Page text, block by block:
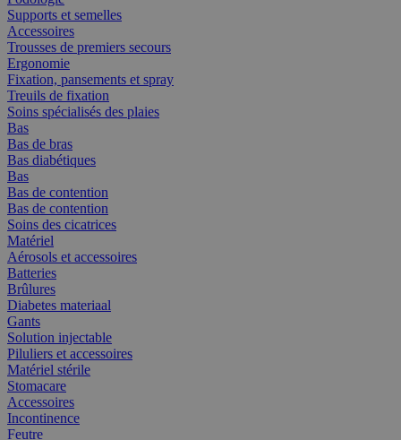
Supports et semelles
Accessoires
Trousses de premiers secours
Ergonomie
Fixation, pansements et spray
Treuils de fixation
Soins spécialisés des plaies
Bas
Bas de bras
Bas diabétiques
Bas
Bas de contention
Bas de contention
Soins des cicatrices
Matériel
Aérosols et accessoires
Batteries
Brûlures
Diabetes materiaal
Gants
Solution injectable
Piluliers et accessoires
Matériel stérile
Stomacare
Accessoires
Incontinence
Feutre